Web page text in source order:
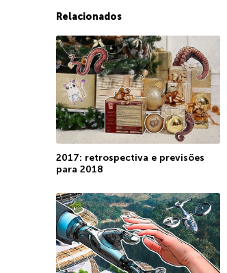
Relacionados
2017: retrospectiva e previsões
para 2018